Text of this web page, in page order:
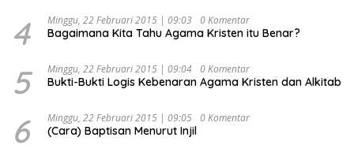
4 Minggu, 22 Februari 2015 | 09:03 0 Komentar
Bagaimana Kita Tahu Agama Kristen itu Benar?
5 Minggu, 22 Februari 2015 | 09:04 0 Komentar
Bukti-Bukti Logis Kebenaran Agama Kristen dan Alkitab
6 Minggu, 22 Februari 2015 | 09:05 0 Komentar
(Cara) Baptisan Menurut Injil